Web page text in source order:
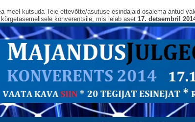
meel kutsuda Teie ettevõtte/asutuse esindajaid osalema antud
konverentsile, mis leiab aset 17. detsembril